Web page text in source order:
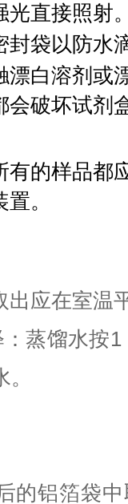
光直接照射
封袋以防水
漂白溶剂或
会破坏试剂
有的样品都
置。
出应在室温
蒸馏水按
的铝箔袋